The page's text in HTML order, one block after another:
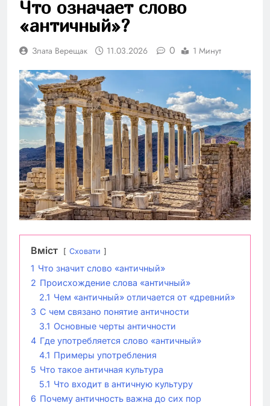
Что означает слово
«античный»?
Злата Верещак 11.03.2026 0 1 Минут
Вміст Сховати
1 Что значит слово «античный»
2 Происхождение слова «античный»
2.1 Чем «античный» отличается от «древний»
3 С чем связано понятие античности
3.1 Основные черты античности
4 Где употребляется слово «античный»
4.1 Примеры употребления
5 Что такое античная культура
5.1 Что входит в античную культуру
6 Почему античность важна до сих пор